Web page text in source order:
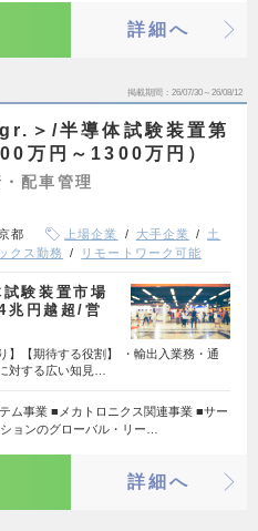
詳細へ
掲載期間 26/07/30～26/08/12
＞/半導体試験装置第
万円～1300万円）
配車管理
都 上場企業 大手企業
土
クス勤務 リモートワーク可能
験装置市場
兆円越超/営
】【期待する役割】 ・輸出入業務・通
対する広い知見…
ム事業 ■メカトロニクス関連事業 ■サー
ョンのグローバル・リー…
詳細へ